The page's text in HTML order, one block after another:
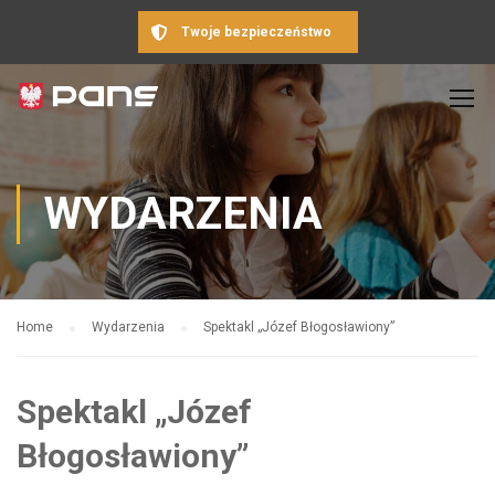
Twoje bezpieczeństwo
WYDARZENIA
Home Wydarzenia Spektakl „Józef Błogosławiony”
Spektakl „Józef
Błogosławiony”